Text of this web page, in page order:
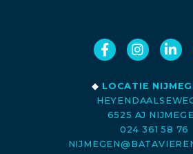
◆ LOCATIE
6525 AJ
024 361 58 76